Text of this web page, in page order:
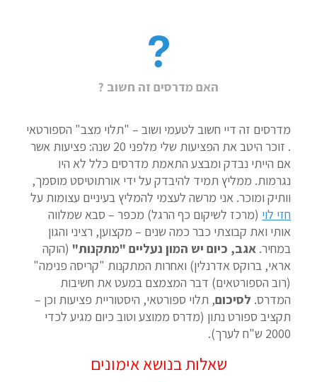
האם מדרסים זה חשוב ?
מדרסים זה דיי חשוב לטעמי ושוב – "תלוי מצב" הספורטאי
. זוכר היטב את הפציעות שלי מלפני 20 שנה: פציעות אשר
אם הייתי נבדק ומבצע התאמת מדרסים כלל לא היו
נגרמות. ממליץ תמיד להיבדק על ידי אורתוטיסט מוסמך,
וותיק ומוכר. אני מרשה לעצמי להמליץ בעיניים עצומות על
חזי לוי (מרכז לשיקום כף הרגל) מכפר – סבא שמלווה
אותי ואת קבוצתי כבר כמה שנים – מקצוען, רציני והגון
במחיר. אגב, כיום יש המון נעליים "מתקנות" (הוקה
אראי, ברוקס אדרנלין) ואחרות המתקנות "קריסה פנימה"
(רוב הספורטאים) דבר המצמצם במעט את חשיבות
המדרס. לסיכום, תלוי ספורטאי, היסטוריית פציעות וכן –
תקציב ספורט נתון (מדרס ממוצע וטוב כיום מגיע לכדי
2000 ש"ח לערך).
שאלות בנושא אימונים